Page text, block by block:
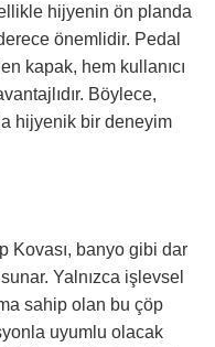
hijyenin ön planda
önemlidir. Pedal
kapak, hem kullanıcı
Böylece,
hijyenik bir deneyim
Kovası, banyo gibi dar
Yalnızca işlevsel
sahip olan bu çöp
uyumlu olacak